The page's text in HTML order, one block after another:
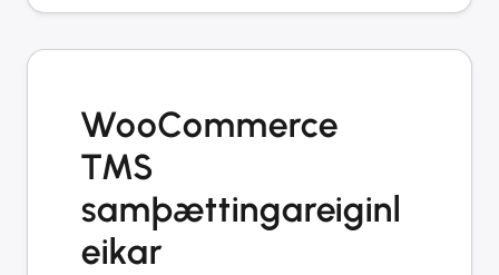
WooCommerce
TMS
samþættingareiginl
eikar